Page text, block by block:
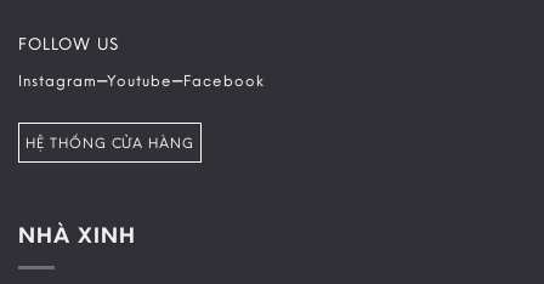
FOLLOW US
Instagram–Youtube–Facebook
HỆ THỐNG CỬA HÀNG
NHÀ XINH